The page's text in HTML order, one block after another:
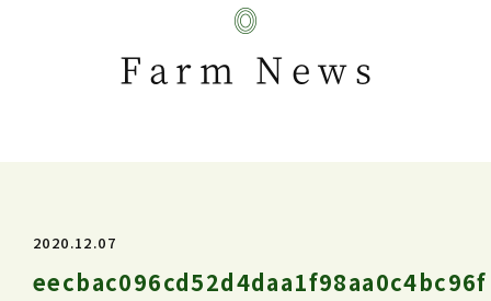
Farm News
2020.12.07
eecbac096cd52d4daa1f98aa0c4bc96f